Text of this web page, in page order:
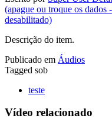
(apague ou troque os dados
desabilitado)
Descrição do item.
Publicado em Áudios
Tagged sob
teste
Vídeo relacionado